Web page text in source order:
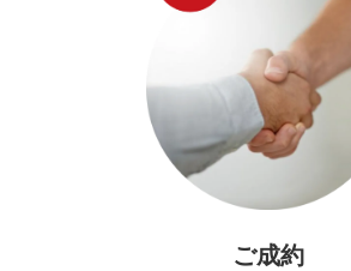
ご成約